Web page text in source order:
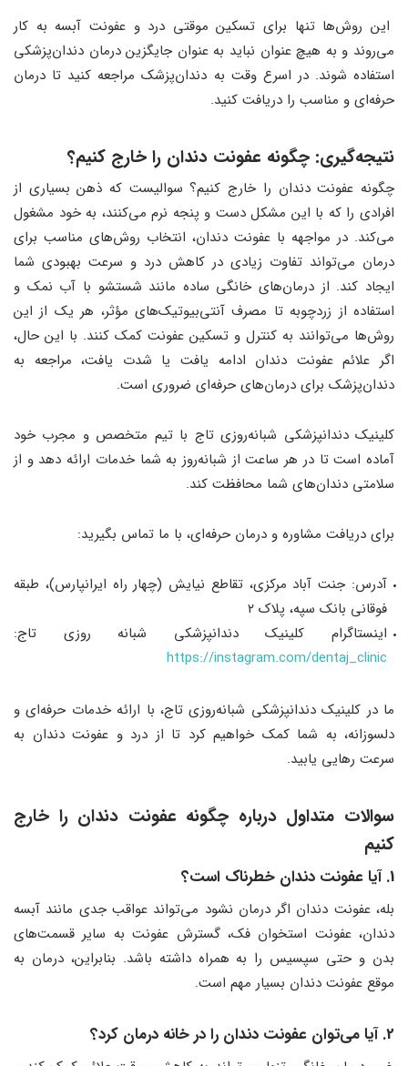
این روش‌ها تنها برای تسکین موقتی درد و عفونت آبسه به کار
می‌روند و به هیچ عنوان نباید به عنوان جایگزین درمان دندان‌پزشکی
استفاده شوند. در اسرع وقت به دندان‌پزشک مراجعه کنید تا درمان
حرفه‌ای و مناسب را دریافت کنید.
نتیجه‌گیری: چگونه عفونت دندان را خارج کنیم؟
چگونه عفونت دندان را خارج کنیم؟ سوالیست که ذهن بسیاری از
افرادی را که با این مشکل دست و پنجه نرم می‌کنند، به خود مشغول
می‌کند. در مواجهه با عفونت دندان، انتخاب روش‌های مناسب برای
درمان می‌تواند تفاوت زیادی در کاهش درد و سرعت بهبودی شما
ایجاد کند. از درمان‌های خانگی ساده مانند شستشو با آب نمک و
استفاده از زردچوبه تا مصرف آنتی‌بیوتیک‌های مؤثر، هر یک از این
روش‌ها می‌توانند به کنترل و تسکین عفونت کمک کنند. با این حال،
اگر علائم عفونت دندان ادامه یافت یا شدت یافت، مراجعه به
دندان‌پزشک برای درمان‌های حرفه‌ای ضروری است.
کلینیک دندانپزشکی شبانه‌روزی تاج با تیم متخصص و مجرب خود
آماده است تا در هر ساعت از شبانه‌روز به شما خدمات ارائه دهد و از
سلامتی دندان‌های شما محافظت کند.
برای دریافت مشاوره و درمان حرفه‌ای، با ما تماس بگیرید:
آدرس: جنت آباد مرکزی، تقاطع نیایش (چهار راه ایرانپارس)، طبقه
فوقانی بانک سپه، پلاک ۲
اينستاگرام کلینیک دندانپزشکی شبانه روزی تاج:
https://instagram.com/dentaj_clinic
ما در کلینیک دندانپزشکی شبانه‌روزی تاج، با ارائه خدمات حرفه‌ای و
دلسوزانه، به شما کمک خواهیم کرد تا از درد و عفونت دندان به
سرعت رهایی یابید.
سوالات متداول درباره چگونه عفونت دندان را خارج
کنیم
1. آیا عفونت دندان خطرناک است؟
بله، عفونت دندان اگر درمان نشود می‌تواند عواقب جدی مانند آبسه
دندان، عفونت استخوان فک، گسترش عفونت به سایر قسمت‌های
بدن و حتی سپسیس را به همراه داشته باشد. بنابراین، درمان به
موقع عفونت دندان بسیار مهم است.
2. آیا می‌توان عفونت دندان را در خانه درمان کرد؟